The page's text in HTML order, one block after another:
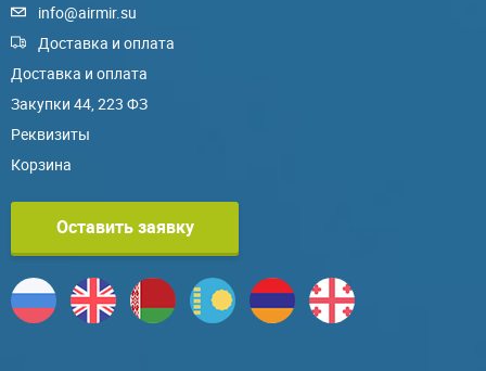
info@airmir.su
Доставка и оплата
Доставка и оплата
Закупки 44, 223 ФЗ
Реквизиты
Корзина
Оставить заявку